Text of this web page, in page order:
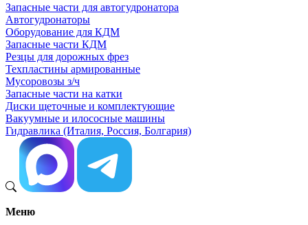
Запасные части для автогудронатора
Автогудронаторы
Оборудование для КДМ
Запасные части КДМ
Резцы для дорожных фрез
Техпластины армированные
Мусоровозы з/ч
Запасные части на катки
Диски щеточные и комплектующие
Вакуумные и илососные машины
Гидравлика (Италия, Россия, Болгария)
Меню